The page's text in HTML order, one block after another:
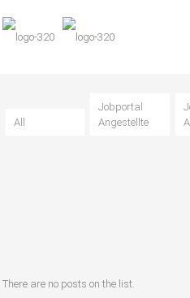
All
Jobportal
Angestellte
There are no posts on the list.